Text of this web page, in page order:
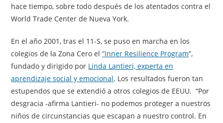
hace tiempo, sobre todo después de los atentados contra el
World Trade Center de Nueva York.
En el año 2001, tras el 11-S, se puso en marcha en los
colegios de la Zona Cero el“Inner Resilience Program”,
fundado y dirigido por Linda Lantieri, experta en
aprendizaje social y emocional. Los resultados fueron tan
estupendos que se extendió a otros colegios de EEUU. “Por
desgracia -afirma Lantieri- no podemos proteger a nuestros
niños de circunstancias que escapan a nuestro control. En